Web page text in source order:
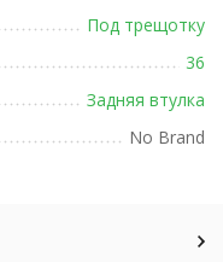
Под трещотку
36
Задняя втулка
No Brand